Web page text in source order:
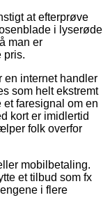
at efterprøve
i lyserøde
man er
pris.
en internet handler
som helt ekstremt
faresignal om en
kort er imidlertid
folk overfor
mobilbetaling.
et tilbud som fx
i flere